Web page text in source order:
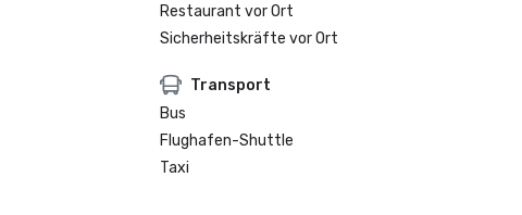
Restaurant vor Ort
Sicherheitskräfte vor Ort
Transport
Bus
Flughafen-Shuttle
Taxi